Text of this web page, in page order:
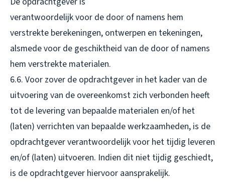
verantwoordelijk voor de door of namens hem
verstrekte berekeningen, ontwerpen en tekeningen,
alsmede voor de geschiktheid van de door of namens
hem verstrekte materialen.
6.6. Voor zover de opdrachtgever in het kader van de
uitvoering van de overeenkomst zich verbonden heeft
tot de levering van bepaalde materialen en/of het
(laten) verrichten van bepaalde werkzaamheden, is de
opdrachtgever verantwoordelijk voor het tijdig leveren
en/of (laten) uitvoeren. Indien dit niet tijdig geschiedt,
is de opdrachtgever hiervoor aansprakelijk.